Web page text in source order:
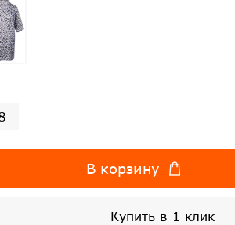
В корзину
Купить в 1 клик